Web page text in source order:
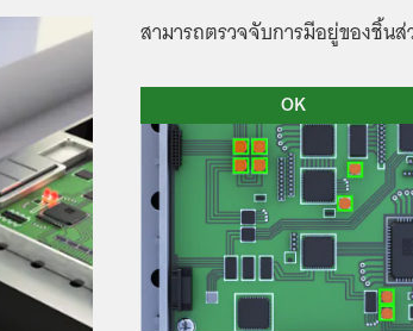
สามารถตรวจจับการมีอยู่ของชิ้น
OK